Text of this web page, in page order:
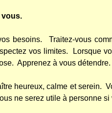
vous.
besoins. Traitez-vous
vos limites.
Lorsque
Apprenez à vous détendre.
heureux, calme et serein.
ne serez utile à personne